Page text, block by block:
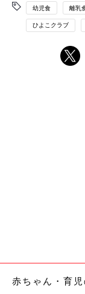
３回になり、歯や
ます。「パクパ
食を卒業する時
す。そのため、
（補食）からと
（１歳１ケ月・女
幼児食 離乳
ひよこクラブ
赤ちゃん・育